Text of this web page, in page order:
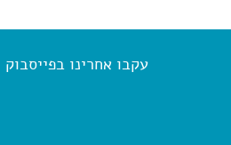
עקבו אחרינו בפייסבוק